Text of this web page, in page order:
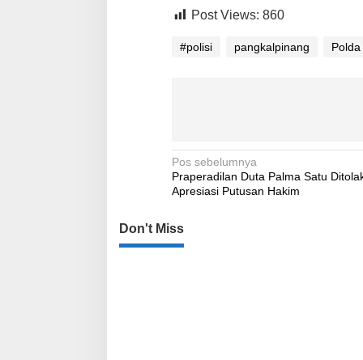
Post Views: 860
#polisi pangkalpinang
Navigasi
pos
Pos sebelumnya
Praperadilan Duta Palma Satu
Apresiasi Putusan Hakim
Don't Miss